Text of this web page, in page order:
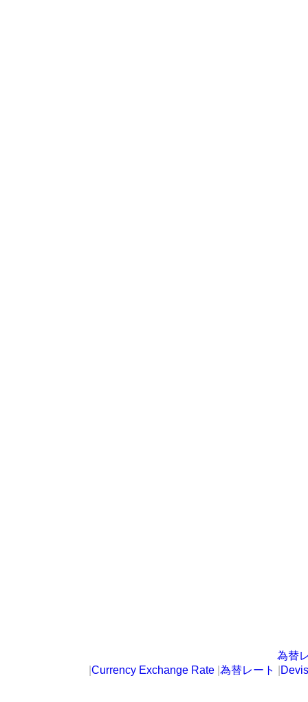
為替
Currency Exchange Rate 為替レート